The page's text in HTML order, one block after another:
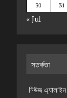
30
31
« Jul
সতর্কতা
নিউজ